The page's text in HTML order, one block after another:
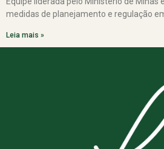
medidas de planejamento e regulação
Leia mais »